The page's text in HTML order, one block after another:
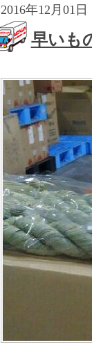
2016年12月01日
早いも